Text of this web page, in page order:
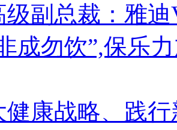
级副总裁：雅
成勿饮”,保乐
健康战略、践